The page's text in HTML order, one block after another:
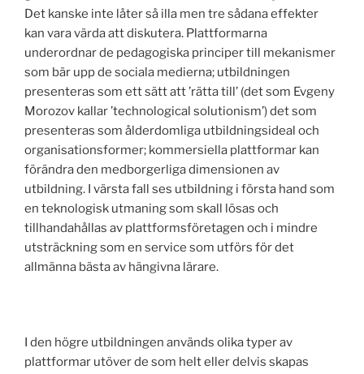
Det kanske inte låter så illa men tre sådana effekter
kan vara värda att diskutera. Plattformarna
underordnar de pedagogiska principer till mekanismer
som bär upp de sociala medierna; utbildningen
presenteras som ett sätt att ’rätta till’ (det som Evgeny
Morozov kallar ’technological solutionism’) det som
presenteras som ålderdomliga utbildningsideal och
organisationsformer; kommersiella plattformar kan
förändra den medborgerliga dimensionen av
utbildning. I värsta fall ses utbildning i första hand som
en teknologisk utmaning som skall lösas och
tillhandahållas av plattformsföretagen och i mindre
utsträckning som en service som utförs för det
allmänna bästa av hängivna lärare.
I den högre utbildningen används olika typer av
plattformar utöver de som helt eller delvis skapas